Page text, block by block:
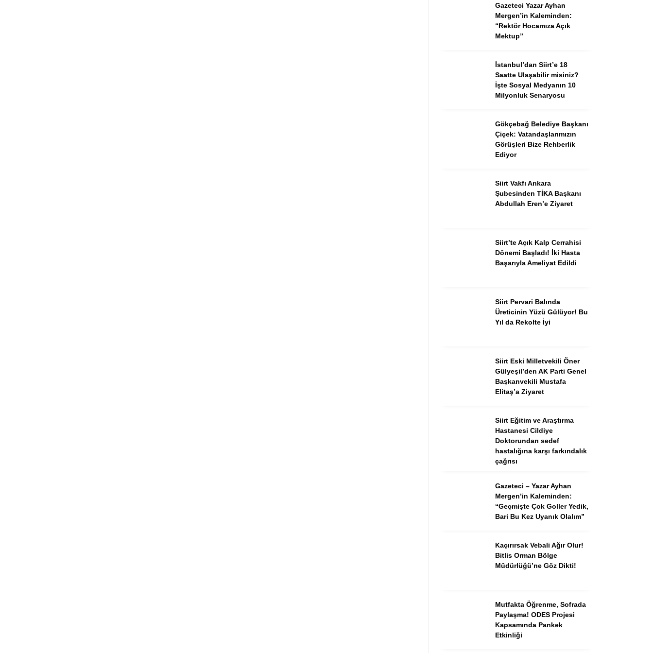
Gazeteci Yazar Ayhan
Mergen’in Kaleminden:
“Rektör Hocamıza Açık
Mektup”
İstanbul’dan Siirt’e 18
Saatte Ulaşabilir misiniz?
İşte Sosyal Medyanın 10
Milyonluk Senaryosu
Gökçebağ Belediye Başkanı
Çiçek: Vatandaşlarımızın
Görüşleri Bize Rehberlik
Ediyor
Siirt Vakfı Ankara
Şubesinden TİKA Başkanı
Abdullah Eren’e Ziyaret
Siirt’te Açık Kalp Cerrahisi
Dönemi Başladı! İki Hasta
Başarıyla Ameliyat Edildi
Siirt Pervari Balında
Üreticinin Yüzü Gülüyor! Bu
Yıl da Rekolte İyi
Siirt Eski Milletvekili Öner
Gülyeşil’den AK Parti Genel
Başkanvekili Mustafa
Elitaş’a Ziyaret
Siirt Eğitim ve Araştırma
Hastanesi Cildiye
Doktorundan sedef
hastalığına karşı farkındalık
çağrısı
Gazeteci – Yazar Ayhan
Mergen’in Kaleminden:
“Geçmişte Çok Goller Yedik,
Bari Bu Kez Uyanık Olalım”
Kaçırırsak Vebali Ağır Olur!
Bitlis Orman Bölge
Müdürlüğü’ne Göz Dikti!
Mutfakta Öğrenme, Sofrada
Paylaşma! ODES Projesi
Kapsamında Pankek
Etkinliği